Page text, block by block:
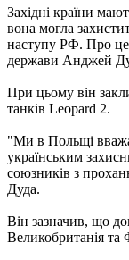
Західні країни
вона могла
наступу РФ. Про це
держави Анджей
При цьому він
танків Leopard 2.
"Ми в Польщі
українським
союзників з
Дуда.
Він зазначив, що
Великобританія та